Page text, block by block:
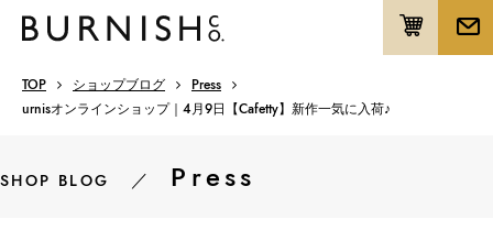
TOP ショップブログ
Press
urnisオンラインショップ｜4月9日【Cafetty】新作一気に入荷♪
SHOP BLOG ／ Press